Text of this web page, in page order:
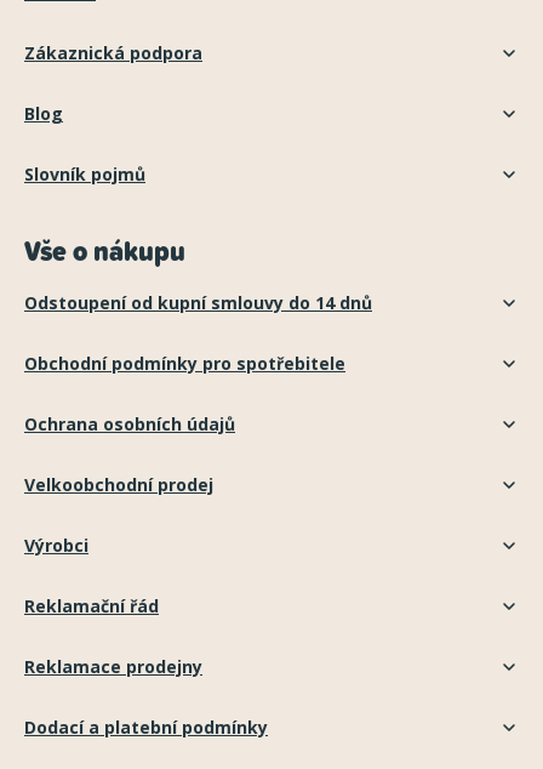
Zákaznická podpora
Blog
Slovník pojmů
Vše o nákupu
Odstoupení od kupní smlouvy do 14 dnů
Obchodní podmínky pro spotřebitele
Ochrana osobních údajů
Velkoobchodní prodej
Výrobci
Reklamační řád
Reklamace prodejny
Dodací a platební podmínky